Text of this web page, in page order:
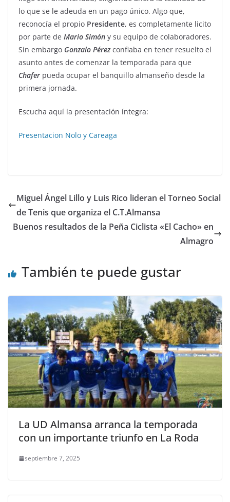
lo que se le adeuda en un pago único. Algo que,
reconocía el propio Presidente, es completamente licito
por parte de Mario Simón y su equipo de colaboradores.
Sin embargo Gonzalo Pérezconfiaba en tener resuelto el
asunto antes de comenzar la temporada para que
Chafer pueda ocupar el banquillo almanseño desde la
primera jornada.
Escucha aquí la presentación íntegra:
Presentacion Nolo y Careaga
Miguel Ángel Lillo y Luis Rico lideran el Torneo Social
de Tenis que organiza el C.T.Almansa
Buenos resultados de la Peña Ciclista «El Cacho» en
Almagro
También te puede gustar
La UD Almansa arranca la temporada
con un importante triunfo en La Roda
septiembre 7, 2025